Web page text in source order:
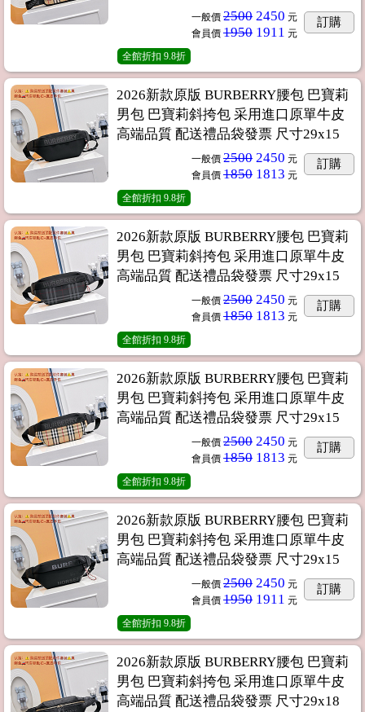
一般價 2500 2450 元
會員價 1950 1911 元
訂購
全館折扣 9.8折
2026新款原版 BURBERRY腰包 巴寶莉
男包 巴寶莉斜挎包 采用進口原單牛皮
高端品質 配送禮品袋發票 尺寸29x15
一般價 2500 2450 元
會員價 1850 1813 元
訂購
全館折扣 9.8折
2026新款原版 BURBERRY腰包 巴寶莉
男包 巴寶莉斜挎包 采用進口原單牛皮
高端品質 配送禮品袋發票 尺寸29x15
一般價 2500 2450 元
會員價 1850 1813 元
訂購
全館折扣 9.8折
2026新款原版 BURBERRY腰包 巴寶莉
男包 巴寶莉斜挎包 采用進口原單牛皮
高端品質 配送禮品袋發票 尺寸29x15
一般價 2500 2450 元
會員價 1850 1813 元
訂購
全館折扣 9.8折
2026新款原版 BURBERRY腰包 巴寶莉
男包 巴寶莉斜挎包 采用進口原單牛皮
高端品質 配送禮品袋發票 尺寸29x15
一般價 2500 2450 元
會員價 1950 1911 元
訂購
全館折扣 9.8折
2026新款原版 BURBERRY腰包 巴寶莉
男包 巴寶莉斜挎包 采用進口原單牛皮
高端品質 配送禮品袋發票 尺寸29x18